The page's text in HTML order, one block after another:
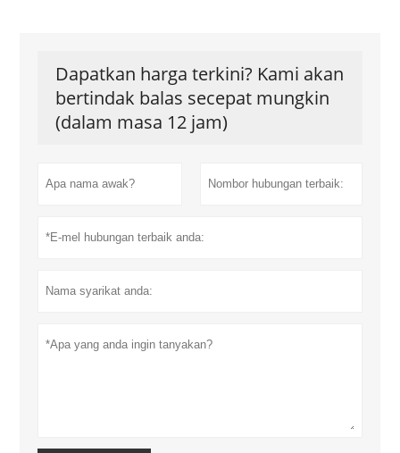
Dapatkan harga terkini? Kami akan
bertindak balas secepat mungkin
(dalam masa 12 jam)